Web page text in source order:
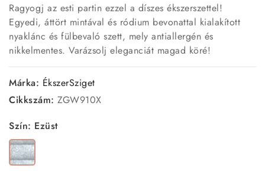
Ragyogj az esti partin ezzel a díszes ékszerszettel!
Egyedi, áttört mintával és ródium bevonattal kialakított
nyaklánc és fülbevaló szett, mely antiallergén és
nikkelmentes. Varázsolj eleganciát magad köré!
Márka: ÉkszerSziget
Cikkszám: ZGW910X
Szín: Ezüst
Ezüst